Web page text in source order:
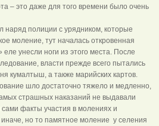
– это даже для того времени было очень
полиции с урядником, которые
моление, тут началась откровенная
унесли ноги из этого места. После
власти прежде всего пытались
кумалтыш, а также марийских картов.
шло достаточно тяжело и медленно,
страшных наказаний не выдавали
факты участия в молениях и
но то памятное моление у селения